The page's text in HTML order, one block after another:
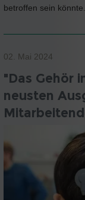
betroffen sein könnte.
02. Mai 2024
"Das Gehör
neusten